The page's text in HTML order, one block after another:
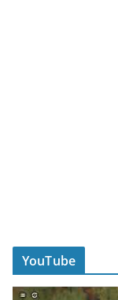
YouTube